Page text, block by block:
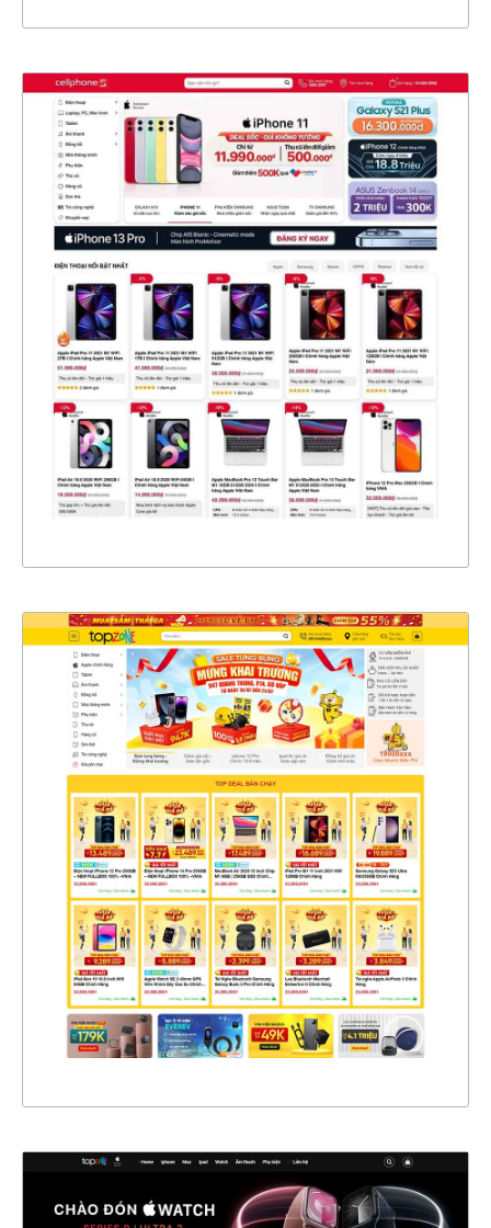
4672
CHI TIẾT
XEM THỰC TẾ
47465
CHI TIẾT
XEM THỰC TẾ